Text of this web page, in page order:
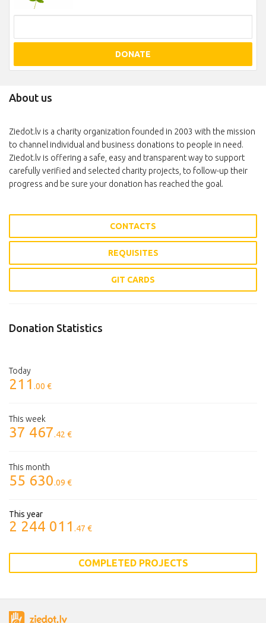
DONATE
About us
Ziedot.lv is a charity organization founded in 2003 with the mission
to channel individual and business donations to people in need.
Ziedot.lv is offering a safe, easy and transparent way to support
carefully verified and selected charity projects, to follow-up their
progress and be sure your donation has reached the goal.
CONTACTS
REQUISITES
GIT CARDS
Donation Statistics
Today
211 .00 €
This week
37 467.42 €
This month
55 630.09 €
This year
2 244 011 .47 €
COMPLETED PROJECTS